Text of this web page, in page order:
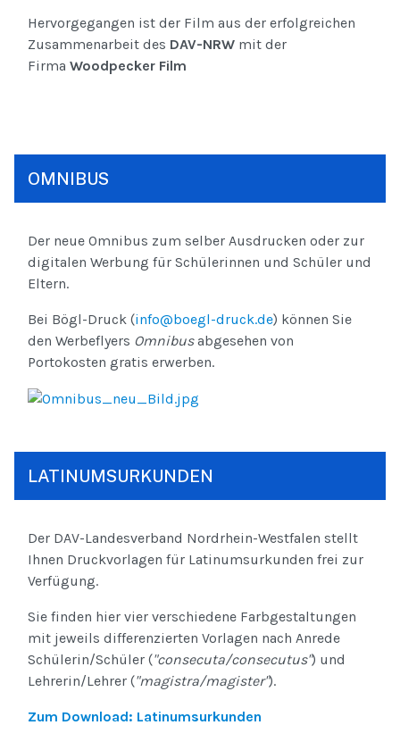
Hervorgegangen ist der Film aus der erfolgreichen
Zusammenarbeit des DAV-NRW mit der
Firma Woodpecker Film
OMNIBUS
Der neue Omnibus zum selber Ausdrucken oder zur
digitalen Werbung für Schülerinnen und Schüler und
Eltern.
Bei Bögl-Druck (info@boegl-druck.de) können Sie
den Werbeflyers Omnibusabgesehen von
Portokosten gratis erwerben.
LATINUMSURKUNDEN
Der DAV-Landesverband Nordrhein-Westfalen stellt
Ihnen Druckvorlagen für Latinumsurkunden frei zur
Verfügung.
Sie finden hier vier verschiedene Farbgestaltungen
mit jeweils differenzierten Vorlagen nach Anrede
Schülerin/Schüler ("consecuta/consecutus") und
Lehrerin/Lehrer ("magistra/magister").
Zum Download: Latinumsurkunden